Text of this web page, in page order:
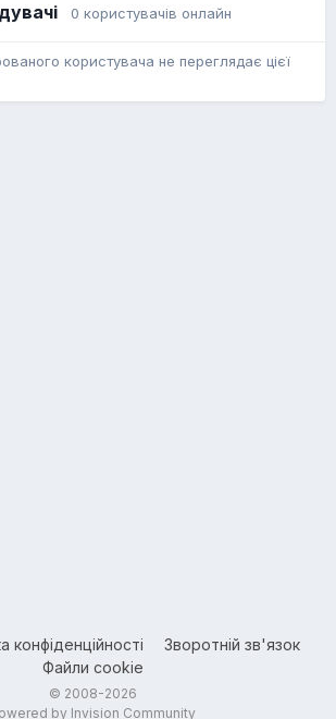
0 користувачів онлайн
користувача не переглядає цієї
конфіденційності
Зворотній зв'язок
Файли cookie
© 2008-2026
by Invision Community